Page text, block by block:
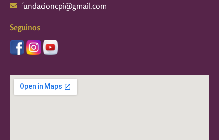
fundacioncpi@gmail.com
Seguinos